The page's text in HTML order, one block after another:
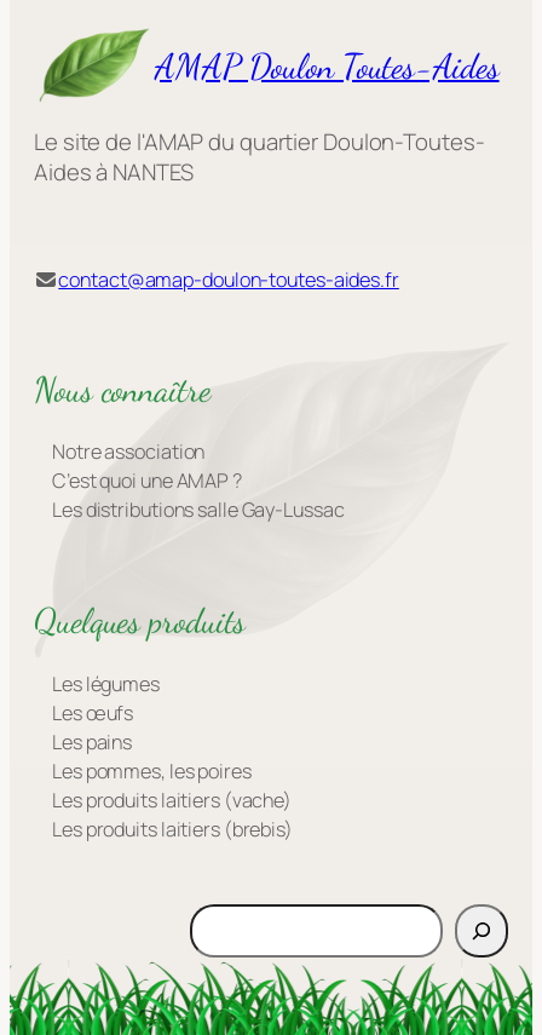
AMAP Doulon Toutes-Aides
Le site de l'AMAP du quartier Doulon-Toutes-
Aides à NANTES
contact@amap-doulon-toutes-aides.fr
Nous connaître
Notre association
C’est quoi une AMAP ?
Les distributions salle Gay-Lussac
Quelques produits
Les légumes
Les œufs
Les pains
Les pommes, les poires
Les produits laitiers (vache)
Les produits laitiers (brebis)
Rechercher